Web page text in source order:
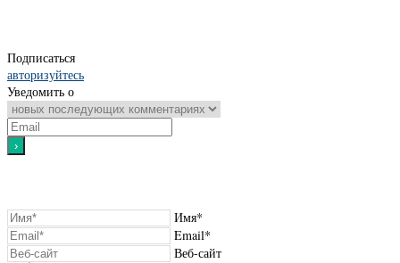
Подписаться
авторизуйтесь
Уведомить о
Имя*
Email*
Веб-сайт